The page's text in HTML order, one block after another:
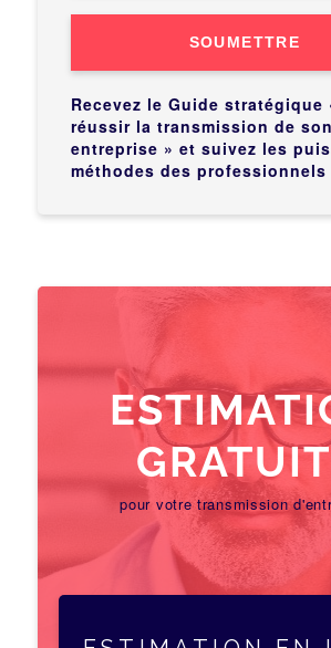
SOUMETTRE
Recevez le Guide stratégique
réussir la transmission de son
entreprise » et suivez les
méthodes des professionnels
pour votre transmission